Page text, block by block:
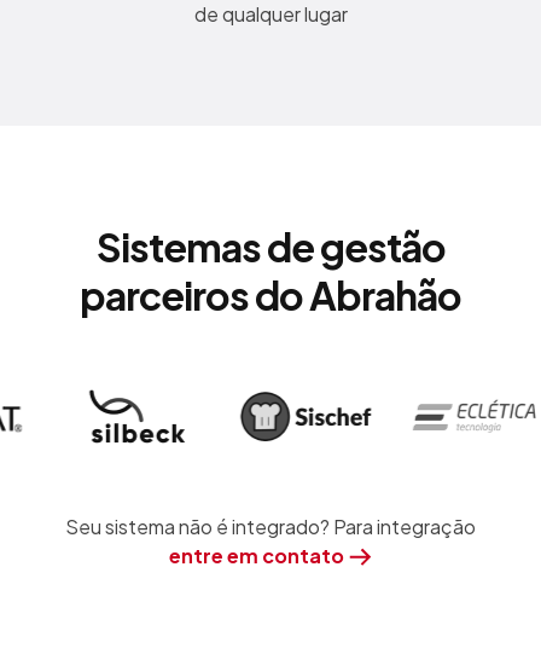
de qualquer lugar
Sistemas de gestão
parceiros do Abrahão
Seu sistema não é integrado? Para integração
entre em contato